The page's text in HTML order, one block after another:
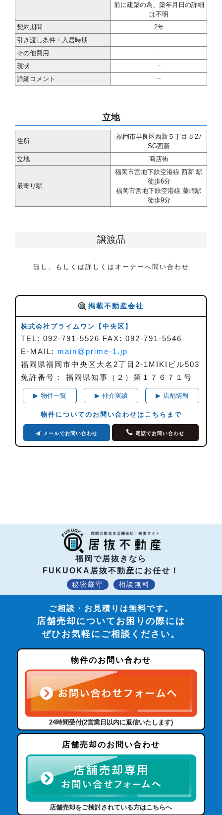
前に建築の為、築年月日の詳細
は不明
契約期間
2年
引き渡し条件・入居時期
その他費用
−
現状
−
詳細コメント
−
立地
住所
福岡市早良区西新５丁目 8-27
SG西新
立地
商店街
最寄り駅
福岡市営地下鉄空港線 西新 駅
徒歩6分
福岡市営地下鉄空港線 藤崎駅
徒歩9分
譲渡品
無し、もしくは詳しくはオーナーへ問い合わせ
掲載不動産会社
株式会社プライムワン 【中央区】
TEL: 092-791-5526 FAX: 092-791-5546
E-MAIL: main@prime-1.jp
福岡県福岡市中央区大名2丁目2-1MIKIビル503
免許番号： 福岡県知事（２）第１７６７１号
▶ 物件一覧 ▶ 仲介実績 ▶ 店舗情報
物件についてのお問い合わせはこちらまで
メールでお問い合わせ 電話でお問い合わせ
福岡で居抜きなら
FUKUOKA居抜不動産にお任せ！
秘密厳守 相談無料
ご相談・お見積りは無料です。
店舗売却についてお困りの際には
ぜひお気軽にご相談ください。
物件のお問い合わせ
24時間受付(2営業日以内に返信いたします)
店舗売却のお問い合わせ
店舗売却をご検討されている方はこちらへ